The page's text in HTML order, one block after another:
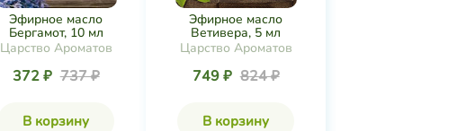
Эфирное масло
Бергамот, 10 мл
Царство Ароматов
372 ₽ 737 ₽
В корзину
Эфирное масло
Ветивера, 5 мл
Царство Ароматов
749 ₽ 824 ₽
В корзину